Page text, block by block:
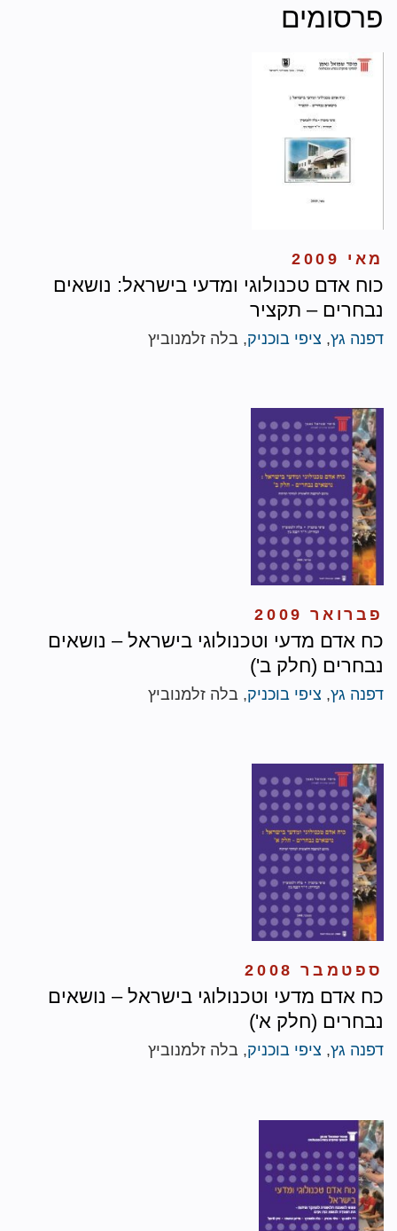
פרסומים
מאי 2009
כוח אדם טכנולוגי ומדעי בישראל: נושאים
נבחרים – תקציר
דפנה גץ, ציפי בוכניק, בלה זלמנוביץ
פברואר 2009
כח אדם מדעי וטכנולוגי בישראל – נושאים
נבחרים (חלק ב')
דפנה גץ, ציפי בוכניק, בלה זלמנוביץ
ספטמבר 2008
כח אדם מדעי וטכנולוגי בישראל – נושאים
נבחרים (חלק א')
דפנה גץ, ציפי בוכניק, בלה זלמנוביץ